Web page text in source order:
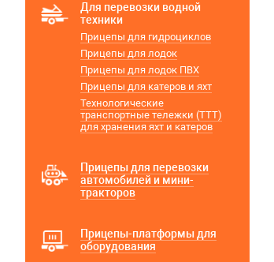
Для перевозки водной
техники
Прицепы для гидроциклов
Прицепы для лодок
Прицепы для лодок ПВХ
Прицепы для катеров и яхт
Технологические
транспортные тележки (ТТТ)
для хранения яхт и катеров
Прицепы для перевозки
автомобилей и мини-
тракторов
Прицепы-платформы для
оборудования